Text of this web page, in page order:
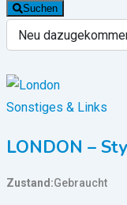
Suchen
Sonstiges & Links
LONDON –
Zustand Gebraucht